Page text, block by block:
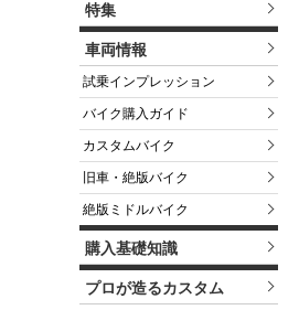
特集
車両情報
試乗インプレッション
バイク購入ガイド
カスタムバイク
旧車・絶版バイク
絶版ミドルバイク
購入基礎知識
プロが造るカスタム